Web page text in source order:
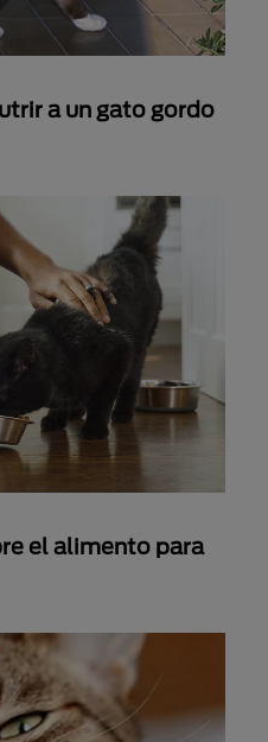
a un gato gordo
el alimento para